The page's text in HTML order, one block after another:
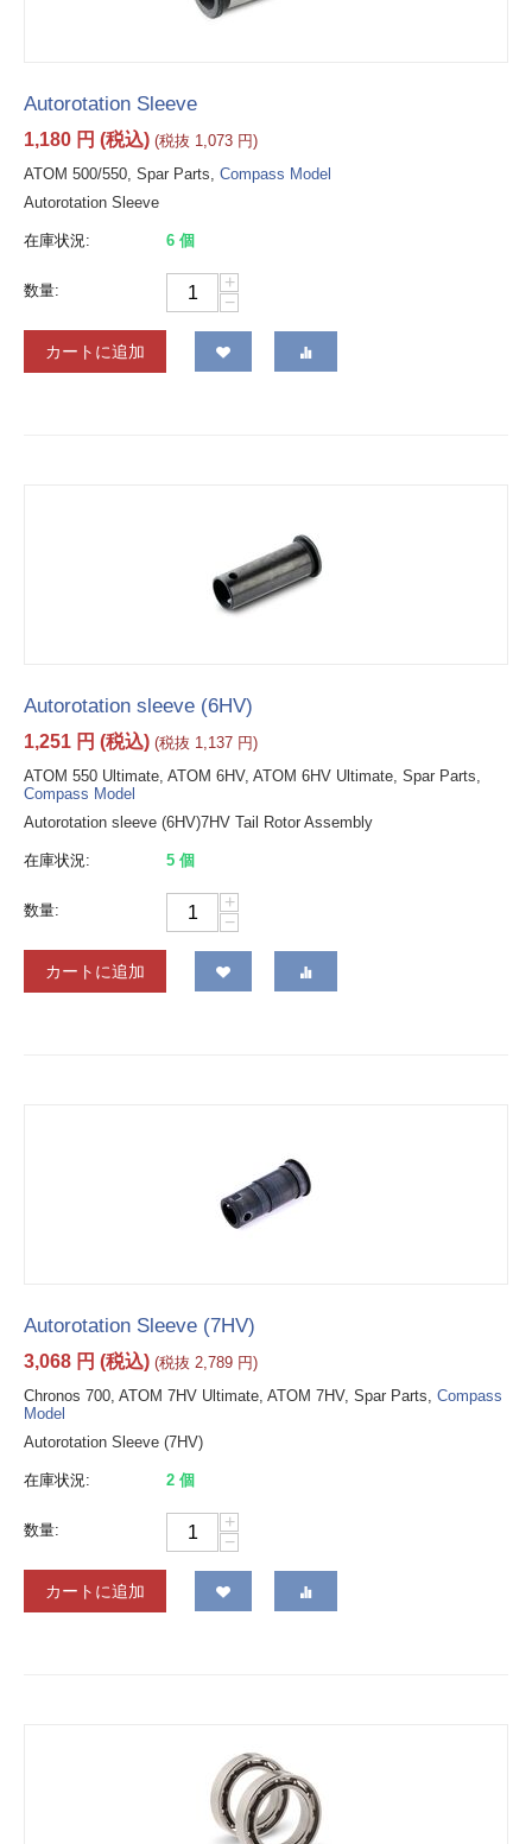
Autorotation Sleeve
1,180 円 (税込) (税抜 1,073 円)
ATOM 500/550, Spar Parts, Compass Model
Autorotation Sleeve
在庫状況: 6 個
数量:
+
−
カートに追加
Autorotation sleeve (6HV)
1,251 円 (税込) (税抜 1,137 円)
ATOM 550 Ultimate, ATOM 6HV, ATOM 6HV Ultimate, Spar Parts,
Compass Model
Autorotation sleeve (6HV)7HV Tail Rotor Assembly
在庫状況: 5 個
数量:
+
−
カートに追加
Autorotation Sleeve (7HV)
3,068 円 (税込) (税抜 2,789 円)
Chronos 700, ATOM 7HV Ultimate, ATOM 7HV, Spar Parts, Compass
Model
Autorotation Sleeve (7HV)
在庫状況: 2 個
数量:
+
−
カートに追加